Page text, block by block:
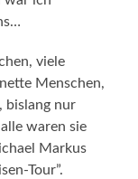
viele
Menschen,
bislang nur
waren sie
Markus
Tour”.